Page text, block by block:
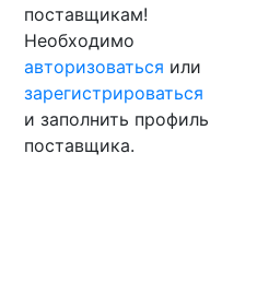
поставщикам!
Необходимо
авторизоваться или
зарегистрироваться
и заполнить профиль
поставщика.